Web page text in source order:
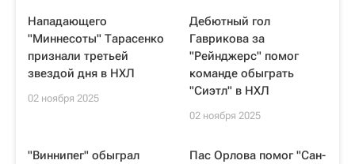
Нападающего
"Миннесоты" Тарасенко
признали третьей
звездой дня в НХЛ
02 ноября 2025
Дебютный гол
Гаврикова за
"Рейнджерс" помог
команде обыграть
"Сиэтл" в НХЛ
02 ноября 2025
"Виннипег" обыграл
Пас Орлова помог "Сан-